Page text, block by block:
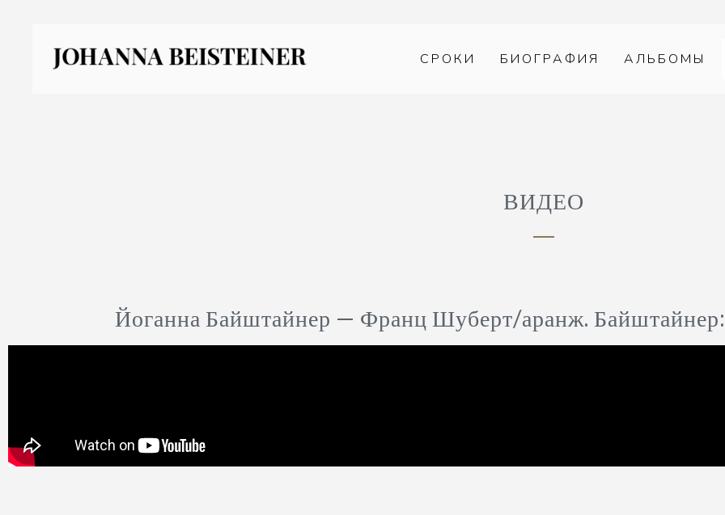
СРОКИ БИОГРАФИЯ АЛЬБОМЫ
ВИДЕО
Йоганна Байштайнер — Франц Шуберт/аранж.